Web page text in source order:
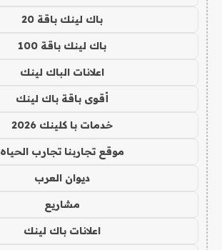
باك لينك باقة 20
باك لينك باقة 100
اعلانات الباك لينك
أقوى باقة باك لينك
خدمات با كلينك 2026
موقع تجاربنا تجارب الحياه
ديوان العرب
مشاريع
اعلانات باك لينك